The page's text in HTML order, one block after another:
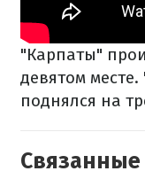
"Карпаты"
девятом
поднялся на